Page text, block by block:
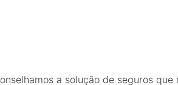
a solução de seguros que